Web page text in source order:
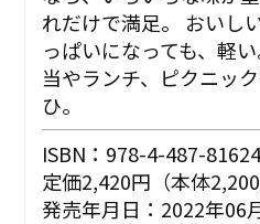
れだけで満足。 おいし
っぱいになっても、軽
当やランチ、ピクニッ
ひ。
ISBN：978-4-487-
定価2,420円（本体
発売年月日：2022年06